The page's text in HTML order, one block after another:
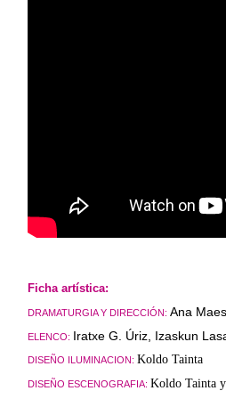
Ficha artística:
DRAMATURGIA Y DIRECCIÓN: Ana
ELENCO: Iratxe G. Úriz, Izaskun
DISEÑO ILUMINACION: Koldo Tainta
DISEÑO ESCENOGRAFIA: Koldo Tainta